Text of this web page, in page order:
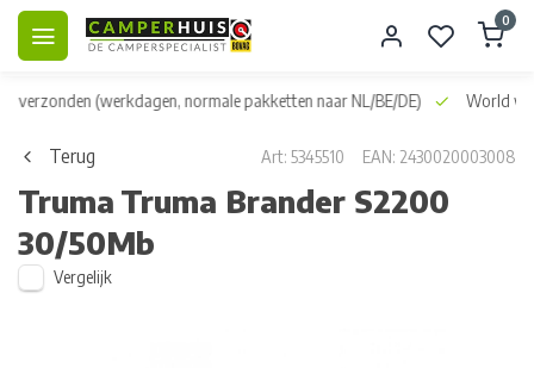
0
verzonden (werkdagen, normale pakketten naar NL/BE/DE) World
Terug Art: 5345510 EAN: 2430020003008
Truma Truma Brander S2200
30/50Mb
Vergelijk